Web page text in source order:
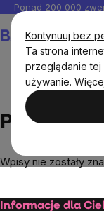
Kontynuuj bez
Ta strona
przeglądanie tej
używanie.
Przejść
do
treści
Ponad 200 000
Przepisy
Wpisy nie zostały
Informacje dla